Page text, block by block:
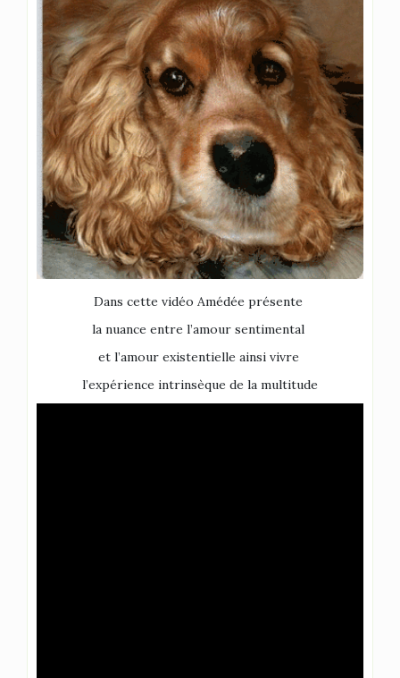
Dans cette vidéo Amédée présente
la nuance entre l’amour sentimental
et l’amour existentielle ainsi vivre
l’expérience intrinsèque de la multitude